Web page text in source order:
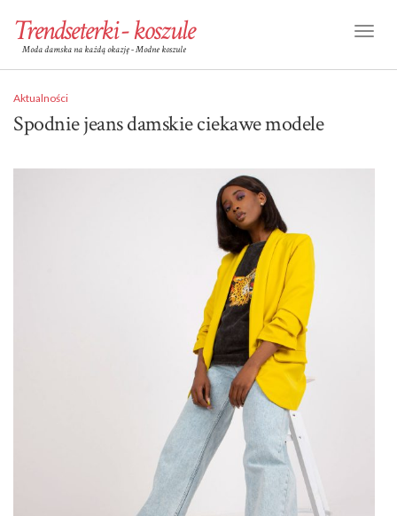
Trendseterki - koszule
Moda damska na każdą okazję - Modne koszule
Aktualności
Spodnie jeans damskie ciekawe modele